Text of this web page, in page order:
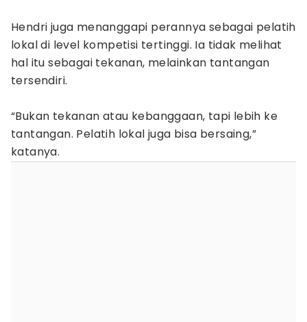
Hendri juga menanggapi perannya sebagai pelatih
lokal di level kompetisi tertinggi. Ia tidak melihat
hal itu sebagai tekanan, melainkan tantangan
tersendiri.
“Bukan tekanan atau kebanggaan, tapi lebih ke
tantangan. Pelatih lokal juga bisa bersaing,”
katanya.